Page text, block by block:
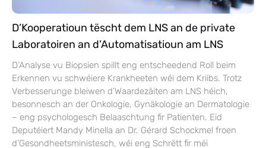
D’Kooperatioun tëscht dem LNS an de private
Laboratoiren an d’Automatisatioun am LNS
D’Analyse vu Biopsien spillt eng entscheedend Roll beim
Erkennen vu schwéiere Krankheeten wéi dem Kriibs. Trotz
Verbesserunge bleiwen d’Waardezäiten am LNS héich,
besonnesch an der Onkologie, Gynäkologie an Dermatologie
– eng psychologesch Belaaschtung fir Patienten. Eid
Deputéiert Mandy Minella an Dr. Gérard Schockmel froen
d’Gesondheetsministesch, wéi eng Schrëtt fir méi